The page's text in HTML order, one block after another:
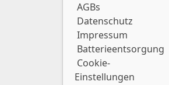
AGBs
Datenschutz
Impressum
Batterieentsorgung
Cookie-
Einstellungen